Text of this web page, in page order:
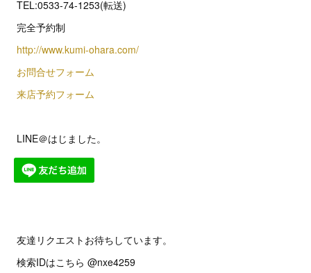
TEL:0533-74-1253(転送)
完全予約制
http://www.kumi-ohara.com/
お問合せフォーム
来店予約フォーム
LINE＠はじました。
友達リクエストお待ちしています。
検索IDはこちら @nxe4259